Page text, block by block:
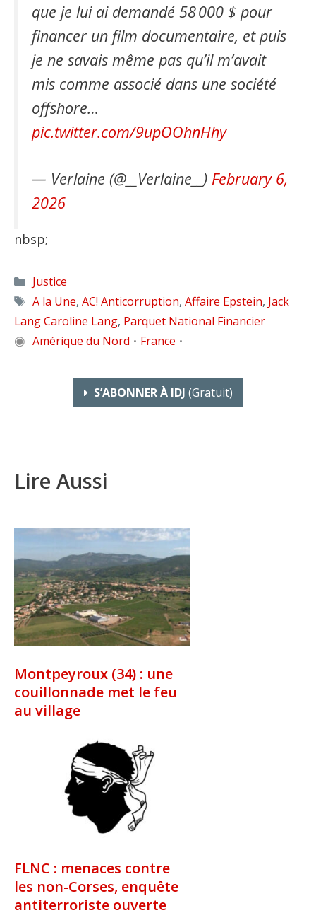
que je lui ai demandé 58 000 $ pour
financer un film documentaire, et puis
je ne savais même pas qu’il m’avait
mis comme associé dans une société
offshore…
pic.twitter.com/9upOOhnHhy
— Verlaine (@__Verlaine__) February 6,
2026
nbsp;
Catégories
Justice
Étiquettes
A la Une, AC! Anticorruption, Affaire Epstein, Jack
Lang Caroline Lang, Parquet National Financier
◉ Amérique du Nord • France •
S’ABONNER À IDJ (gratuit)
Lire Aussi
Montpeyroux (34) : une
couillonnade met le feu
au village
FLNC : menaces contre
les non-Corses, enquête
antiterroriste ouverte